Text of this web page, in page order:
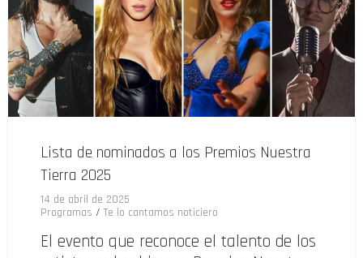
Lista de nominados a los Premios Nuestra
Tierra 2025
14 de abril de 2025
Programas / Te lo cantamos noticiero
El evento que reconoce el talento de los